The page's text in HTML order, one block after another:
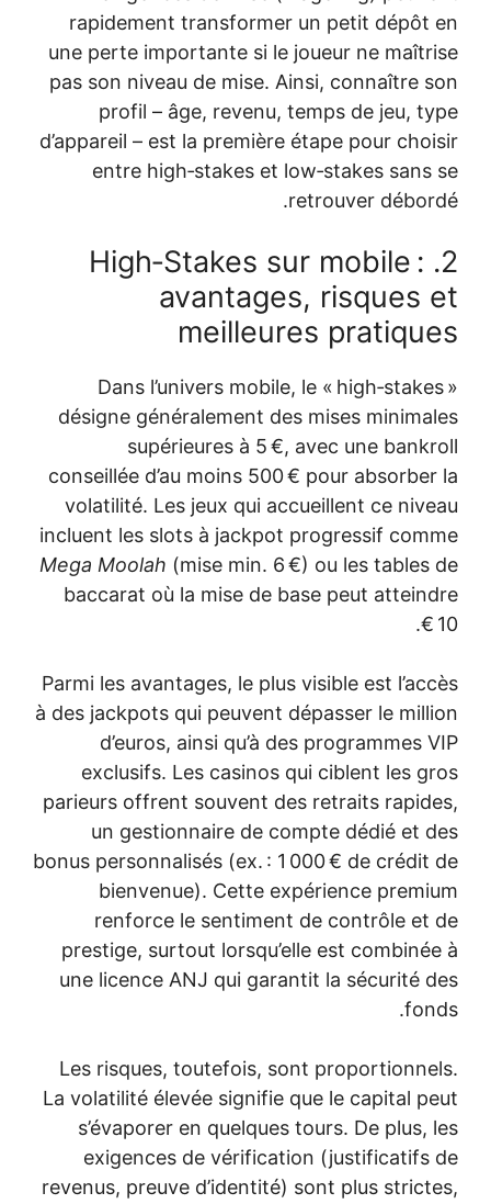
rapidement transformer un petit dépôt en
une perte importante si le joueur ne maîtrise
pas son niveau de mise. Ainsi, connaître son
profil – âge, revenu, temps de jeu, type
d’appareil – est la première étape pour choisir
entre high‑stakes et low‑stakes sans se
retrouver débordé.
2. High‑Stakes sur mobile :
avantages, risques et
meilleures pratiques
Dans l’univers mobile, le « high‑stakes »
désigne généralement des mises minimales
supérieures à 5 €, avec une bankroll
conseillée d’au moins 500 € pour absorber la
volatilité. Les jeux qui accueillent ce niveau
incluent les slots à jackpot progressif comme
Mega Moolah (mise min. 6 €) ou les tables de
baccarat où la mise de base peut atteindre
10 €.
Parmi les avantages, le plus visible est l’accès
à des jackpots qui peuvent dépasser le million
d’euros, ainsi qu’à des programmes VIP
exclusifs. Les casinos qui ciblent les gros
parieurs offrent souvent des retraits rapides,
un gestionnaire de compte dédié et des
bonus personnalisés (ex. : 1 000 € de crédit de
bienvenue). Cette expérience premium
renforce le sentiment de contrôle et de
prestige, surtout lorsqu’elle est combinée à
une licence ANJ qui garantit la sécurité des
fonds.
Les risques, toutefois, sont proportionnels.
La volatilité élevée signifie que le capital peut
s’évaporer en quelques tours. De plus, les
exigences de vérification (justificatifs de
revenus, preuve d’identité) sont plus strictes,